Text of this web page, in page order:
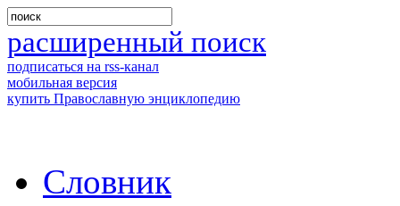
расширенный поиск
подписаться на rss-канал
мобильная версия
купить Православную энциклопедию
Словник